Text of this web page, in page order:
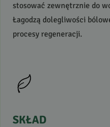
stosować zewnętrznie do
Łagodzą dolegliwości
procesy regeneracji.
SKŁAD